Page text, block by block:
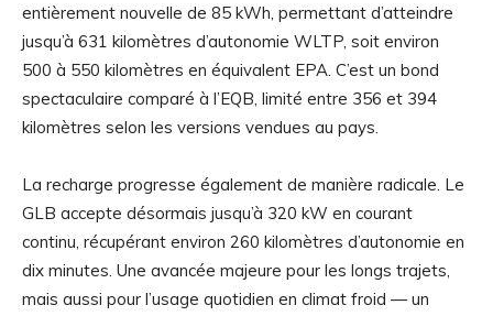
entièrement nouvelle de 85 kWh, permettant d’atteindre
jusqu’à 631 kilomètres d’autonomie WLTP, soit environ
500 à 550 kilomètres en équivalent EPA. C’est un bond
spectaculaire comparé à l’EQB, limité entre 356 et 394
kilomètres selon les versions vendues au pays.
La recharge progresse également de manière radicale. Le
GLB accepte désormais jusqu’à 320 kW en courant
continu, récupérant environ 260 kilomètres d’autonomie en
dix minutes. Une avancée majeure pour les longs trajets,
mais aussi pour l’usage quotidien en climat froid — un